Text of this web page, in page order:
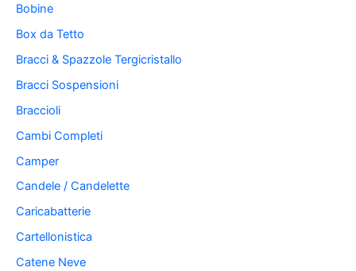
Bobine
Box da Tetto
Bracci & Spazzole Tergicristallo
Bracci Sospensioni
Braccioli
Cambi Completi
Camper
Candele / Candelette
Caricabatterie
Cartellonistica
Catene Neve